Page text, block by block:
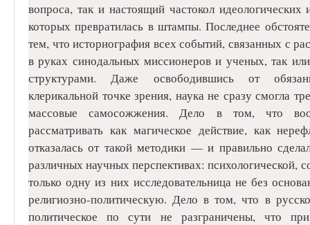
вопроса, так и настоящий частокол
которых превратилась в штампы. Последнее
тем, что историография всех событий, связанных с
в руках синодальных миссионеров и ученых, так
структурами. Даже освободившись от
клерикальной точке зрения, наука не сразу смогла
массовые самосожжения. Дело в том, что
рассматривать как магическое действие, как
отказалась от такой методики — и правильно
различных научных перспективах: психологической,
только одну из них исследовательница не без
религиозно-политическую. Дело в том, что в
политическое по сути не разграничены, что